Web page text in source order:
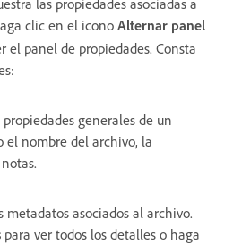
las propiedades asociadas a
clic en el icono Alternar panel
el panel de propiedades. Consta
generales de un
el nombre del archivo, la
metadatos asociados al archivo.
para ver todos los detalles o haga